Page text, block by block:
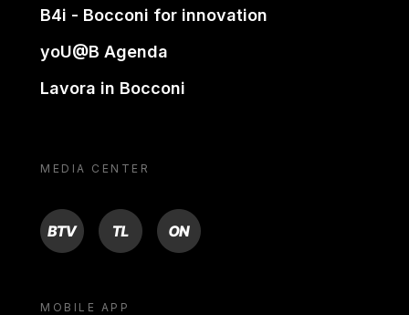
B4i - Bocconi for innovation
yoU@B Agenda
Lavora in Bocconi
MEDIA CENTER
BTV TL ON
MOBILE APP